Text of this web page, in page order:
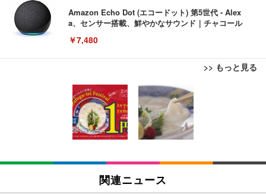
Amazon Echo Dot (エコードット) 第5世代 - Alex
a、センサー搭載、鮮やかなサウンド｜チャコール
￥7,480
>> もっと見る
[EdoErgo] オフィスチェア 椅子 テレワーク 疲れな
い 跳ね上げ式アームレスト コンパクト 約105度ロッ
キング pc 事務椅子 360度回転 座面昇降 強化ナイロ
ン樹脂ベース 通気性メッシュ 在宅ワーク H-WY01
(黒網+黒枠+黒足)
￥5,699
SIHOO B100 オフィスチェア／デスクチェア メッシ
ュチェア 人間工学 疲れない ブラック
EIZO ビジネス向けプレミアムモニター | FlexScan
EV3240X-WT | 31.5型4K UHD・USB Type-C・ホワ
イト
￥105,595
EIZO ビジネス向けプレミアムモニター | FlexScan
Amazonベーシック ペットシーツ 薄型 レギュラー 1
回使い捨て 無香料 ホワイト 300枚
￥3,373
Amazonベーシック ペットシーツ 厚型 ワイド 42枚
x2袋(84枚) ホワイト(吸収面:ライトブルー)
関連ニュース